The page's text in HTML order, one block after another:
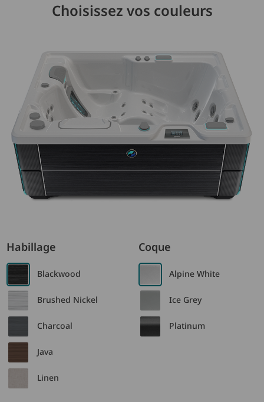
Choisissez vos couleurs
Habillage
Blackwood
Brushed Nickel
Charcoal
Java
Linen
Coque
Alpine White
Ice Grey
Platinum